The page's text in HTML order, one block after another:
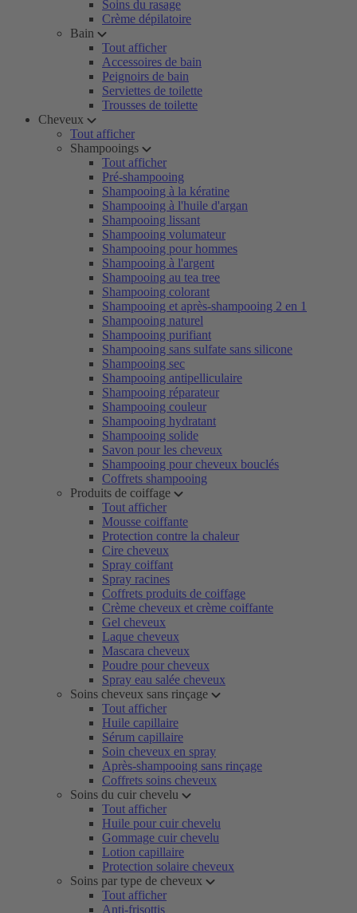
Soins du rasage
Crème dépilatoire
Bain
Tout afficher
Accessoires de bain
Peignoirs de bain
Serviettes de toilette
Trousses de toilette
Cheveux
Tout afficher
Shampooings
Tout afficher
Pré-shampooing
Shampooing à la kératine
Shampooing à l'huile d'argan
Shampooing lissant
Shampooing volumateur
Shampooing pour hommes
Shampooing à l'argent
Shampooing au tea tree
Shampooing colorant
Shampooing et après-shampooing 2 en 1
Shampooing naturel
Shampooing purifiant
Shampooing sans sulfate sans silicone
Shampooing sec
Shampooing antipelliculaire
Shampooing réparateur
Shampooing couleur
Shampooing hydratant
Shampooing solide
Savon pour les cheveux
Shampooing pour cheveux bouclés
Coffrets shampooing
Produits de coiffage
Tout afficher
Mousse coiffante
Protection contre la chaleur
Cire cheveux
Spray coiffant
Spray racines
Coffrets produits de coiffage
Crème cheveux et crème coiffante
Gel cheveux
Laque cheveux
Mascara cheveux
Poudre pour cheveux
Spray eau salée cheveux
Soins cheveux sans rinçage
Tout afficher
Huile capillaire
Sérum capillaire
Soin cheveux en spray
Après-shampooing sans rinçage
Coffrets soins cheveux
Soins du cuir chevelu
Tout afficher
Huile pour cuir chevelu
Gommage cuir chevelu
Lotion capillaire
Protection solaire cheveux
Soins par type de cheveux
Tout afficher
Anti-frisottis